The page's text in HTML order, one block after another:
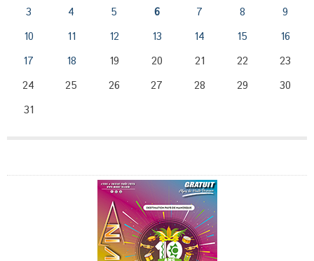
3
4 5 6 7 8
9
10
11 12 13 14 15
16
17
18 19 20 21 22
23
24
25 26 27 28 29
30
31